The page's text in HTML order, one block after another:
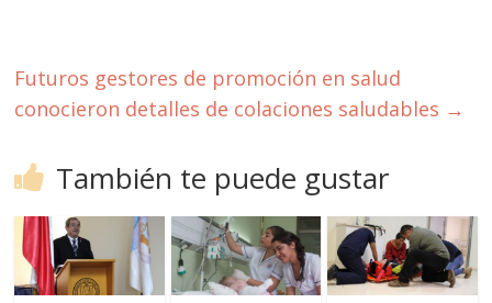
Futuros gestores de promoción en salud
conocieron detalles de colaciones saludables →
También te puede gustar